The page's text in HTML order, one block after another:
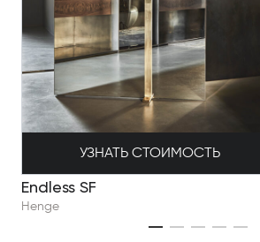
УЗНАТЬ СТОИМОСТЬ
Endless SF
Henge